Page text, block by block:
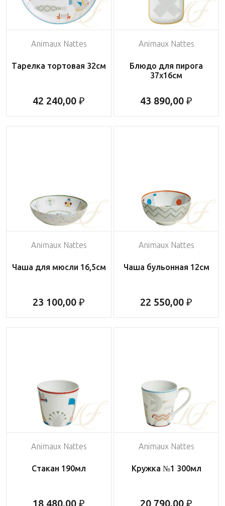
Animaux Nattes
Тарелка тортовая 32см
42 240,00 ₽
Animaux Nattes
Блюдо для пирога
37х16см
43 890,00 ₽
Animaux Nattes
Чаша для мюсли 16,5см
23 100,00 ₽
Animaux Nattes
Чаша бульонная 12см
22 550,00 ₽
Animaux Nattes
Стакан 190мл
18 480,00 ₽
Animaux Nattes
Кружка №1 300мл
20 790,00 ₽